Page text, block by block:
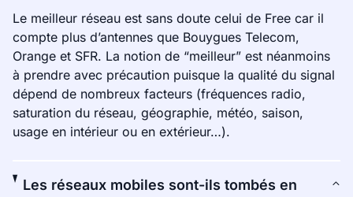
Le meilleur réseau est sans doute celui de Free car il
compte plus d’antennes que Bouygues Telecom,
Orange et SFR. La notion de “meilleur” est néanmoins
à prendre avec précaution puisque la qualité du signal
dépend de nombreux facteurs (fréquences radio,
saturation du réseau, géographie, météo, saison,
usage en intérieur ou en extérieur…).
Les réseaux mobiles sont-ils tombés en